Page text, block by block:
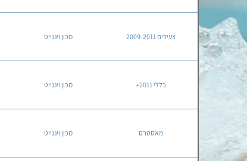
צעירים 2009-2011 מכון וינגייט
כללי 2011+ מכון וינגייט
מאסטרס מכון וינגייט